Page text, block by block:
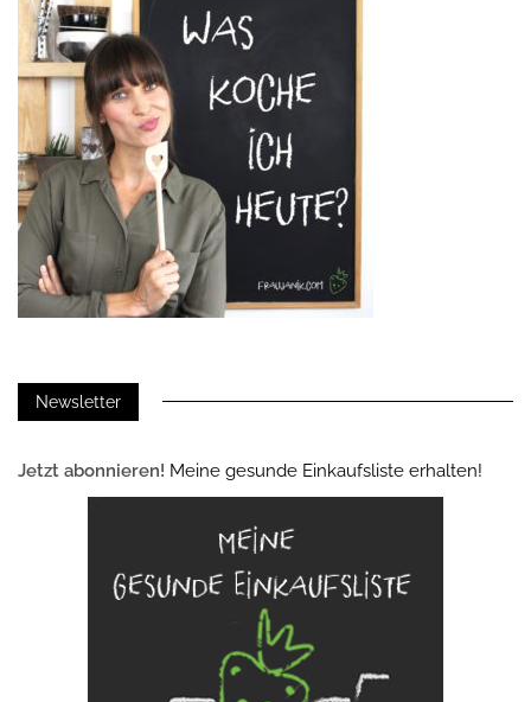
Newsletter
Jetzt abonnieren! Meine gesunde Einkaufsliste erhalten!